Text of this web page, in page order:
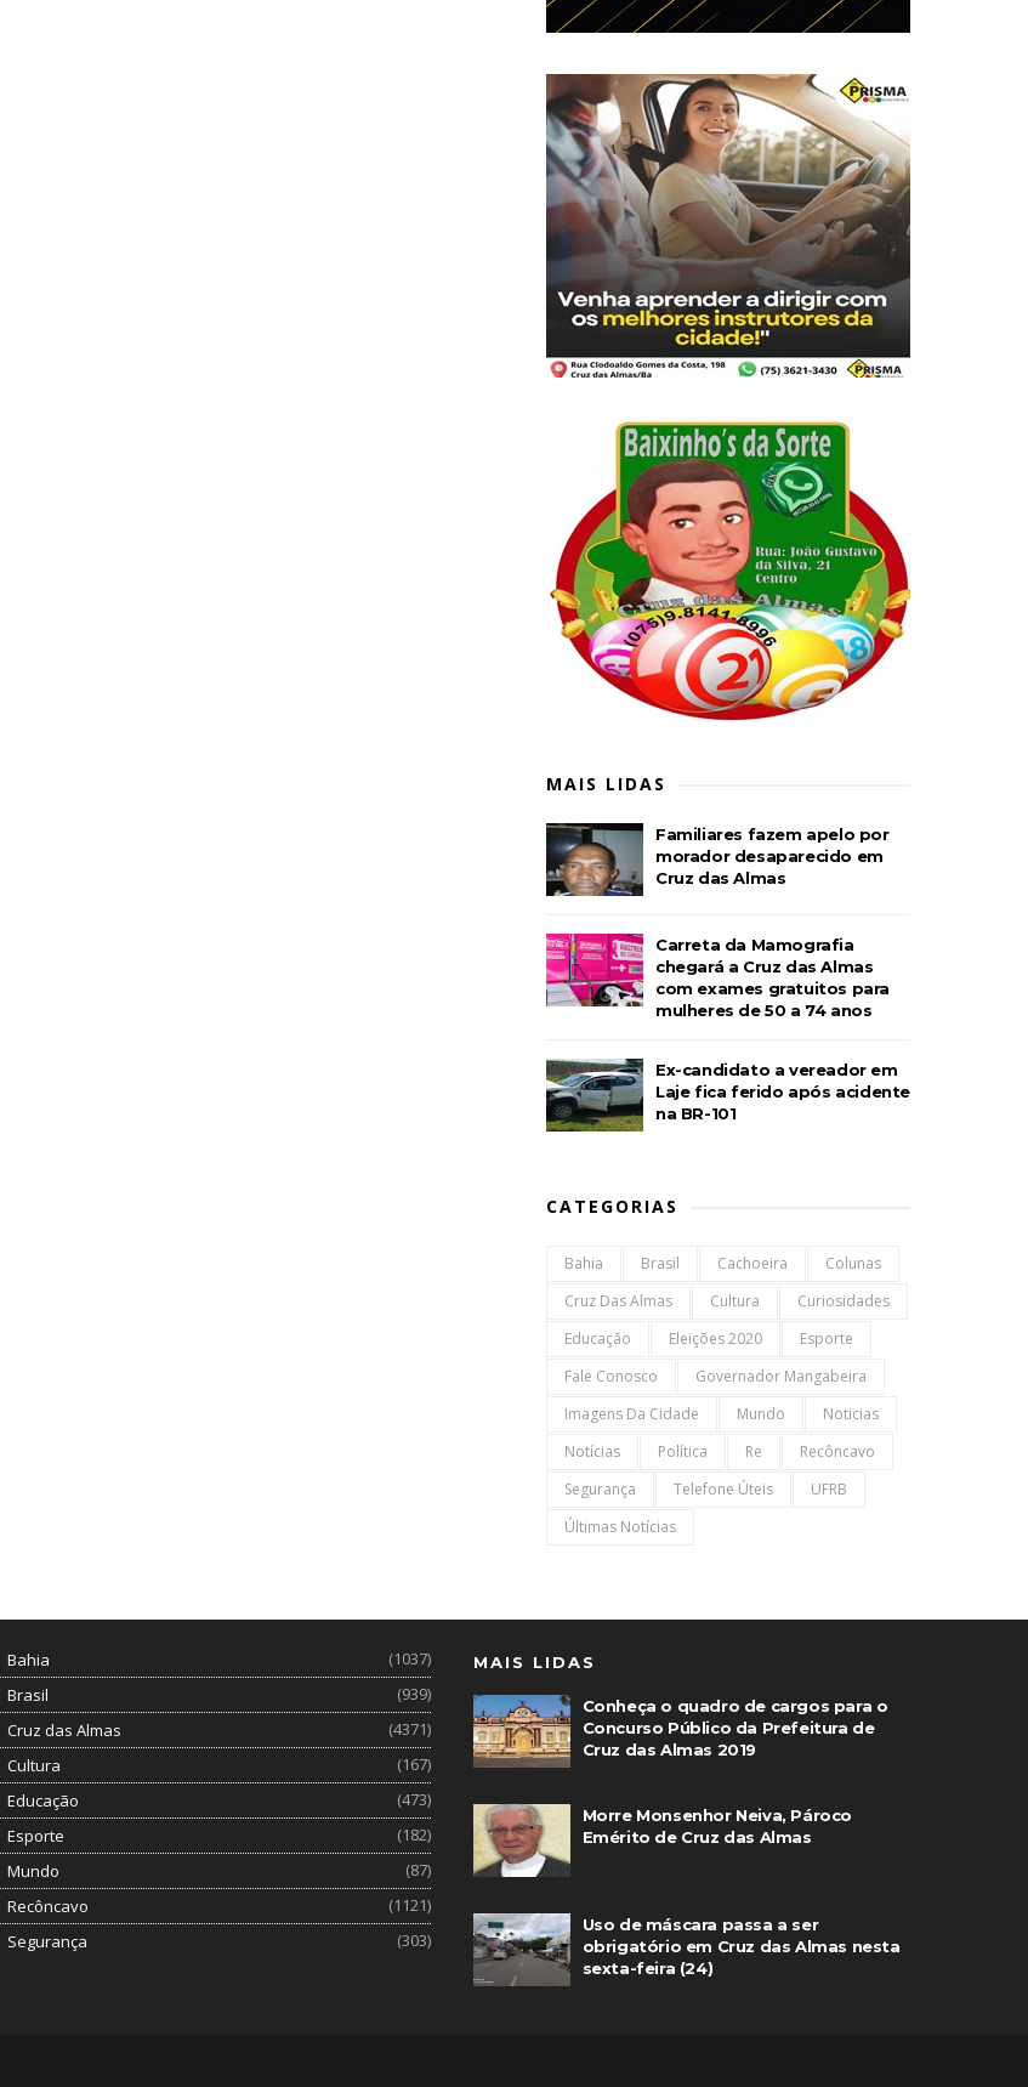
MAIS LIDAS
Familiares fazem apelo por
morador desaparecido em
Cruz das Almas
Carreta da Mamografia
chegará a Cruz das Almas
com exames gratuitos para
mulheres de 50 a 74 anos
Ex-candidato a vereador em
Laje fica ferido após acidente
na BR-101
CATEGORIAS
Bahia Brasil Cachoeira
Colunas
Cruz Das Almas
Cultura
Curiosidades
Educação
Eleições 2020
Esporte
Fale Conosco
Governador Mangabeira
Imagens Da Cidade
Mundo
Noticias
Notícias
Política Re
Recôncavo
Segurança
Telefone Úteis
UFRB
Últimas Notícias
Bahia
(1037)
Brasil
(939)
Cruz das Almas
(4371)
Cultura
(167)
Educação
(473)
Esporte
(182)
Mundo
(87)
Recôncavo
(1121)
Segurança
(303)
MAIS LIDAS
Conheça o quadro de cargos para o
Concurso Público da Prefeitura de
Cruz das Almas 2019
Morre Monsenhor Neiva, Pároco
Emérito de Cruz das Almas
Uso de máscara passa a ser
obrigatório em Cruz das Almas nesta
sexta-feira (24)